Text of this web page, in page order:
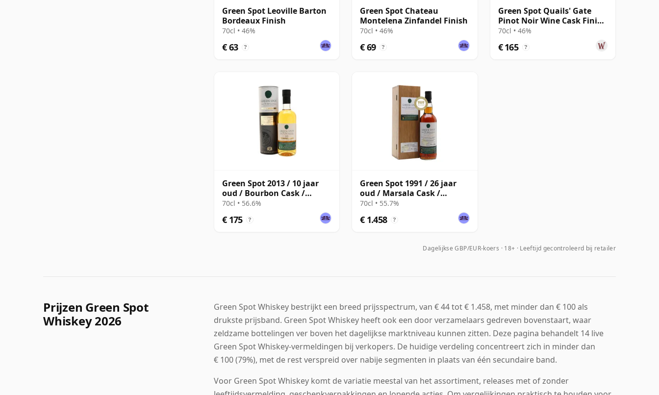
Green Spot Leoville Barton
Bordeaux Finish
70cl • 46%
€ 63 ?
Green Spot Chateau
Montelena Zinfandel Finish
70cl • 46%
€ 69 ?
Green Spot Quails' Gate
Pinot Noir Wine Cask Finish
Single Po
70cl • 46%
€ 165 ?
Green Spot 2013 / 10 jaar
oud / Bourbon Cask /
Exclusive to The Whisky
70cl • 56.6%
€ 175 ?
Green Spot 1991 / 26 jaar
oud / Marsala Cask /
Exclusive to The Whisky
70cl • 55.7%
€ 1.458 ?
Dagelijkse GBP/EUR-koers 18+ · Leeftijd gecontroleerd bij retailer
Prijzen Green Spot
Whiskey 2026
Green Spot Whiskey bestrijkt een breed prijsspectrum, van € 44 tot € 1.458, met minder dan € 100 als
drukste prijsband. Green Spot Whiskey heeft ook een door verzamelaars gedreven bovenstaart, waar
zeldzame bottelingen ver boven het dagelijkse marktniveau kunnen zitten. Deze pagina behandelt 14 live
Green Spot Whiskey-vermeldingen bij verkopers. De huidige verdeling concentreert zich in minder dan
€ 100 (79%), met de rest verspreid over nabije segmenten in plaats van één secundaire band.
Voor Green Spot Whiskey komt de variatie meestal van het assortiment, releases met of zonder